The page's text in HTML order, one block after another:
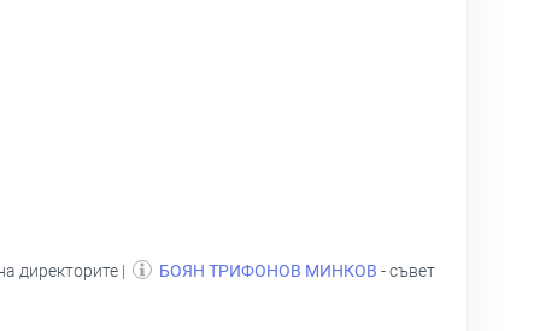
директорите | БОЯН ТРИФОНОВ МИНКОВ - съвет